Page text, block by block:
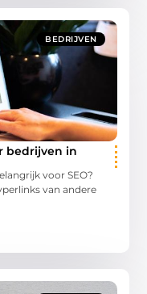
BEDRIJVEN
bedrijven in
voor SEO?
van andere